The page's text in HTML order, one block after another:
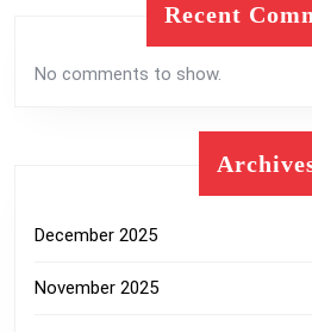
Recent
No comments to show.
December 2025
November 2025